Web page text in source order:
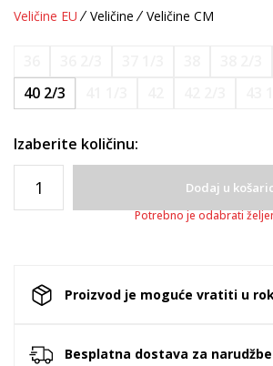
Veličine EU Veličine Veličine CM
40 2/3
Izaberite količinu:
Dodaj u
Potrebno je odabrati
Proizvod je moguće vratiti u
Besplatna dostava za